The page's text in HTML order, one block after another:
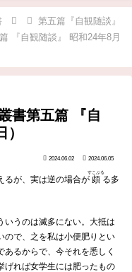
第五篇『自観随談』
『自観随談』 昭和24年8月
書第五篇 『自
2024.06.02 2024.06.05
るが、実は逆の場合が 頗
すこぶる
る多
うのは滅多にない。大抵は
ので、之を私は小便肥りとい
るからで、今それを悉しく
げれば女学生には肥ったもの